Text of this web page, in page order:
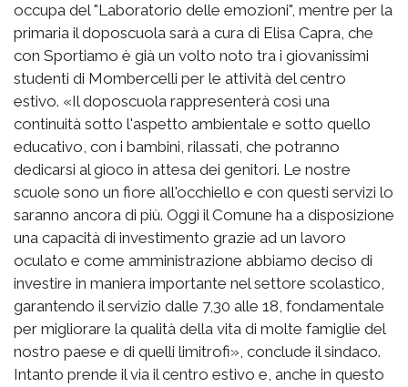
occupa del "Laboratorio delle emozioni", mentre per la
primaria il doposcuola sarà a cura di Elisa Capra, che
con Sportiamo è già un volto noto tra i giovanissimi
studenti di Mombercelli per le attività del centro
estivo. «Il doposcuola rappresenterà così una
continuità sotto l'aspetto ambientale e sotto quello
educativo, con i bambini, rilassati, che potranno
dedicarsi al gioco in attesa dei genitori. Le nostre
scuole sono un fiore all'occhiello e con questi servizi lo
saranno ancora di più. Oggi il Comune ha a disposizione
una capacità di investimento grazie ad un lavoro
oculato e come amministrazione abbiamo deciso di
investire in maniera importante nel settore scolastico,
garantendo il servizio dalle 7,30 alle 18, fondamentale
per migliorare la qualità della vita di molte famiglie del
nostro paese e di quelli limitrofi», conclude il sindaco.
Intanto prende il via il centro estivo e, anche in questo